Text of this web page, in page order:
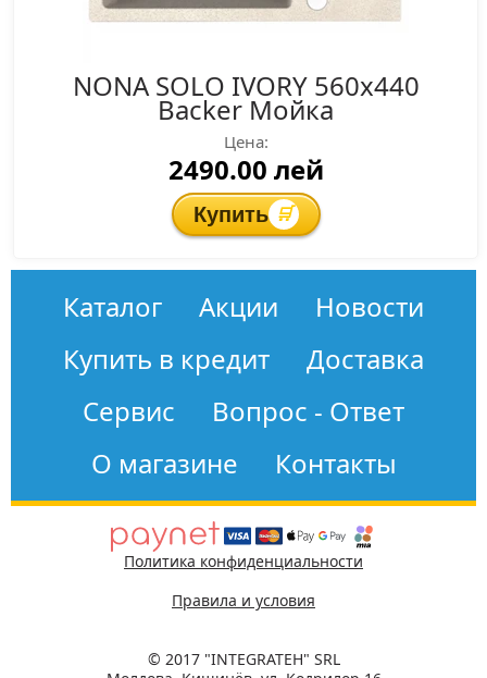
NONA SOLO IVORY 560x440
Backer Мойка
Цена:
2490.00 лей
Купить 🛒
Каталог Акции
Новости
Купить в кредит
Доставка
Сервис
Вопрос - Ответ
О магазине
Контакты
Политика конфиденциальности
Правила и условия
© 2017 "INTEGRATEH" SRL